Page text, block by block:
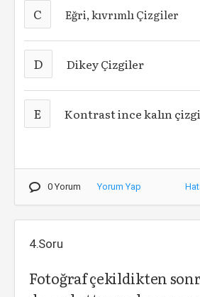
C Eğri, kıvrımlı Çizgiler
D Dikey Çizgiler
E Kontrast ince kalın
0 Yorum Yorum Yap
4.Soru
Fotoğraf çekildikten